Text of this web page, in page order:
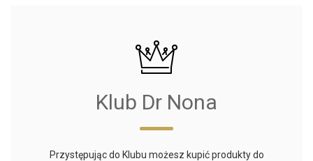
Klub Dr Nona
Przystępując do Klubu możesz kupić produkty do